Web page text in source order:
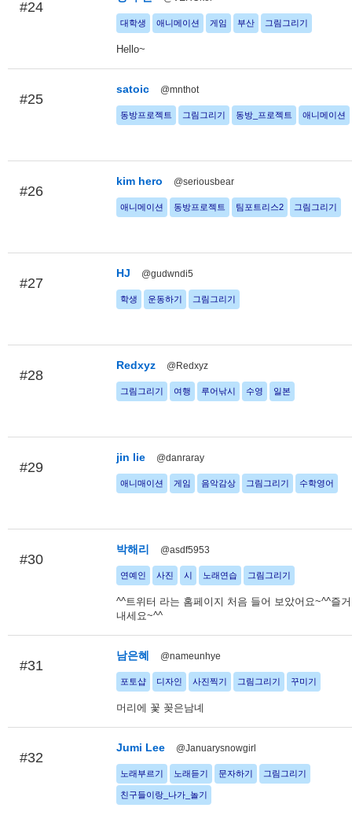
#24
대학생 애니메이션 게임 부산 그림그리기
Hello~
#25
satoic @mnthot
동방프로젝트 그림그리기 동방_프로젝트 애니메이션
#26
kim hero @seriousbear
애니메이션 동방프로젝트 팀포트리스2 그림그리기
#27
HJ @gudwndi5
학생 운동하기 그림그리기
#28
Redxyz @Redxyz
그림그리기 여행 루어낚시 수영 일본
#29
jin lie @danraray
애니매이션 게임 음악감상 그림그리기 수학영어
#30
박해리 @asdf5953
연예인 사진 시 노래연습 그림그리기
^^트위터 라는 홈페이지 처음 들어 보았어요~^^즐
내세요~^^
#31
남은혜 @nameunhye
포토샵 디자인 사진찍기 그림그리기 꾸미기
머리에 꽃 꽂은남녜
#32
Jumi Lee @Januarysnowgirl
노래부르기 노래듣기 문자하기 그림그리기
친구들이랑_나가_놀기